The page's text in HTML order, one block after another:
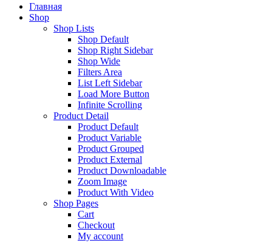
Главная
Shop
Shop Lists
Shop Default
Shop Right Sidebar
Shop Wide
Filters Area
List Left Sidebar
Load More Button
Infinite Scrolling
Product Detail
Product Default
Product Variable
Product Grouped
Product External
Product Downloadable
Zoom Image
Product With Video
Shop Pages
Cart
Checkout
My account